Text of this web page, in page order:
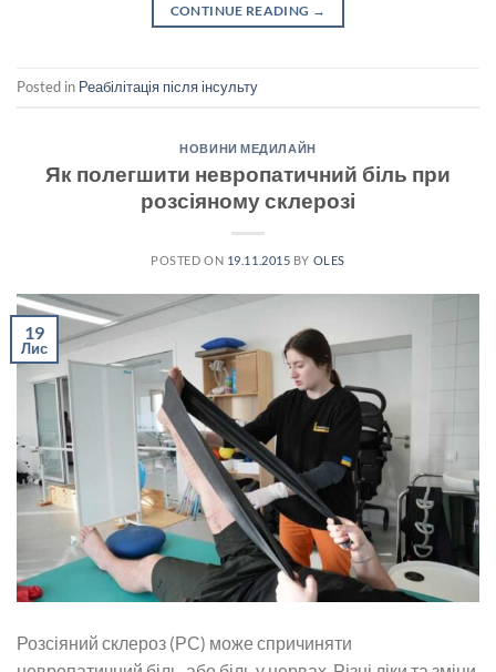
CONTINUE READING →
Posted in Реабілітація після інсульту
НОВИНИ МЕДИЛАЙН
Як полегшити невропатичний біль при
розсіяному склерозі
POSTED ON 19.11.2015 BY OLES
19
Лис
Розсіяний склероз (РС) може спричиняти